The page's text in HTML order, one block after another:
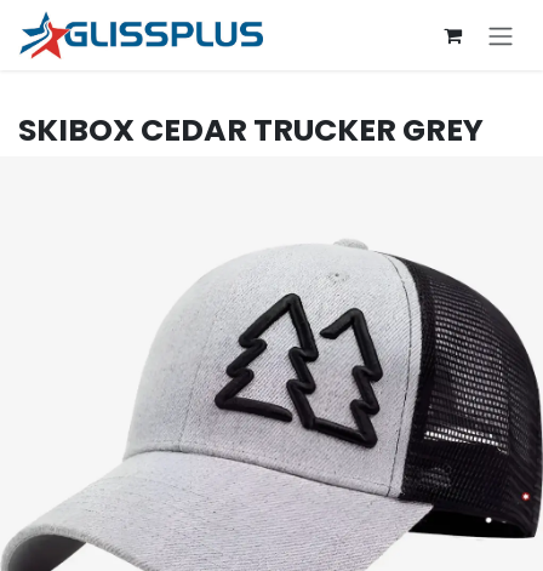
Se rendre au contenu
SKIBOXCEDAR TRUCKER GREY